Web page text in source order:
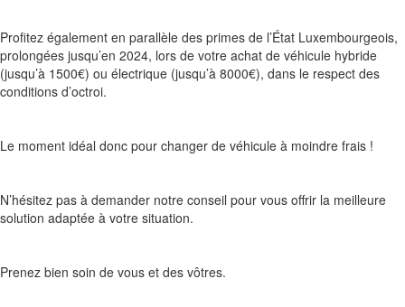
Profitez également en parallèle des primes de l’État Luxembourgeois,
prolongées jusqu’en 2024, lors de votre achat de véhicule hybride
(jusqu’à 1500€) ou électrique (jusqu’à 8000€), dans le respect des
conditions d’octroi.
Le moment idéal donc pour changer de véhicule à moindre frais !
N’hésitez pas à demander notre conseil pour vous offrir la meilleure
solution adaptée à votre situation.
Prenez bien soin de vous et des vôtres.